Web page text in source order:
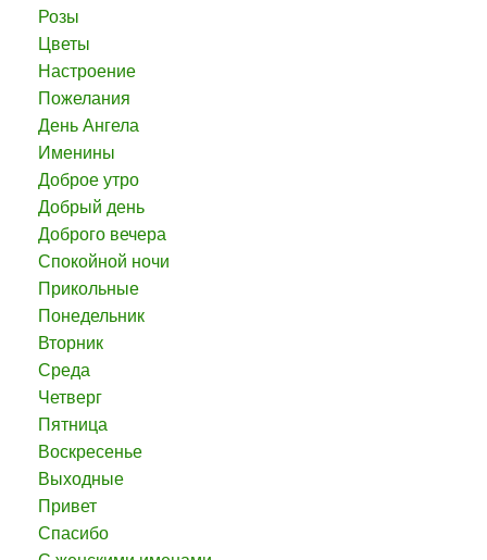
Розы
Цветы
Настроение
Пожелания
День Ангела
Именины
Доброе утро
Добрый день
Доброго вечера
Спокойной ночи
Прикольные
Понедельник
Вторник
Среда
Четверг
Пятница
Воскресенье
Выходные
Привет
Спасибо